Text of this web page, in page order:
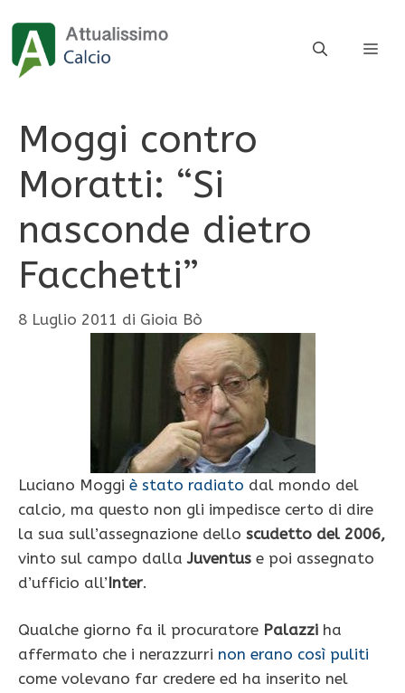
contenuto
Moggi contro
Moratti: “Si
nasconde dietro
Facchetti”
8 Luglio 2011 di Gioia Bò
Luciano Moggi è stato radiato dal mondo del
calcio, ma questo non gli impedisce certo di dire
la sua sull’assegnazione dello scudetto del 2006,
vinto sul campo dallaJuventus e poi assegnato
d’ufficio all’Inter.
Qualche giorno fa il procuratore Palazzi ha
affermato che i nerazzurri non erano così puliti
come volevano far credere ed ha inserito nel